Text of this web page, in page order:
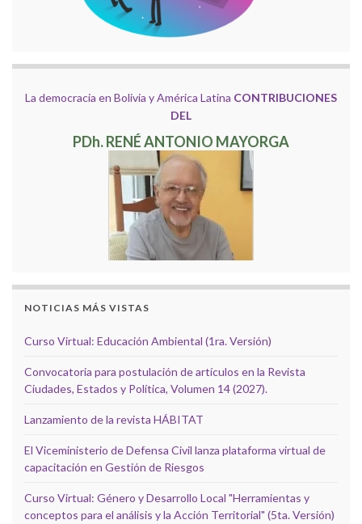
La democracia en Bolivia y América Latina CONTRIBUCIONES
DEL
PDh. RENÉ ANTONIO MAYORGA
NOTICIAS MÁS VISTAS
Curso Virtual: Educación Ambiental (1ra. Versión)
Convocatoria para postulación de artículos en la Revista
Ciudades, Estados y Política, Volumen 14 (2027).
Lanzamiento de la revista HÁBITAT
El Viceministerio de Defensa Civil lanza plataforma virtual de
capacitación en Gestión de Riesgos
Curso Virtual: Género y Desarrollo Local "Herramientas y
conceptos para el análisis y la Acción Territorial" (5ta. Versión)